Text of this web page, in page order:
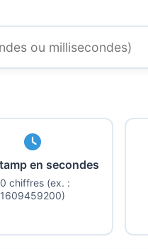
en secondes
chiffres (ex. :
1609459200)